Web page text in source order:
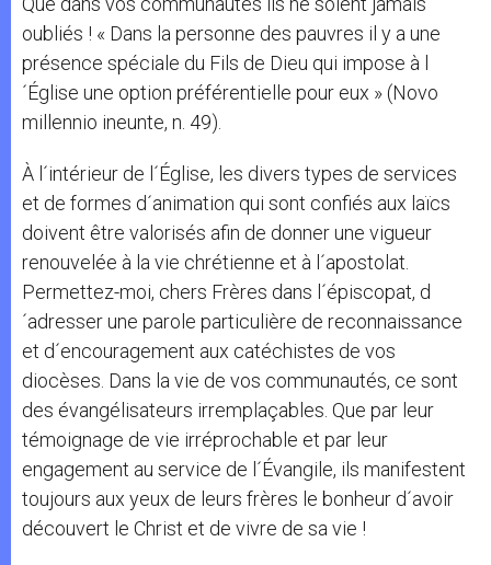
oubliés ! « Dans la personne des pauvres il y a une
présence spéciale du Fils de Dieu qui impose à l
´Église une option préférentielle pour eux » (Novo
millennio ineunte, n. 49).
À l´intérieur de l´Église, les divers types de services
et de formes d´animation qui sont confiés aux laïcs
doivent être valorisés afin de donner une vigueur
renouvelée à la vie chrétienne et à l´apostolat.
Permettez-moi, chers Frères dans l´épiscopat, d
´adresser une parole particulière de reconnaissance
et d´encouragement aux catéchistes de vos
diocèses. Dans la vie de vos communautés, ce sont
des évangélisateurs irremplaçables. Que par leur
témoignage de vie irréprochable et par leur
engagement au service de l´Évangile, ils manifestent
toujours aux yeux de leurs frères le bonheur d´avoir
découvert le Christ et de vivre de sa vie !